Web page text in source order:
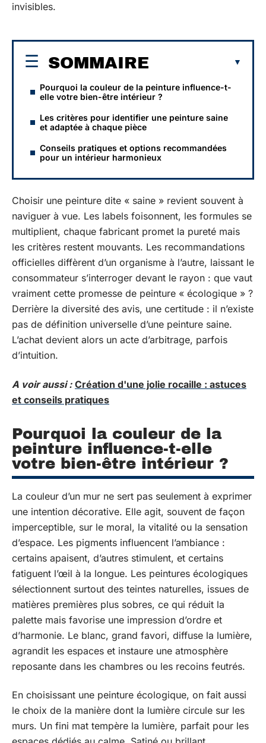
invisibles.
SOMMAIRE
Pourquoi la couleur de la peinture influence-t-
elle votre bien-être intérieur ?
Les critères pour identifier une peinture saine
et adaptée à chaque pièce
Conseils pratiques et options recommandées
pour un intérieur harmonieux
Choisir une peinture dite « saine » revient souvent à
naviguer à vue. Les labels foisonnent, les formules se
multiplient, chaque fabricant promet la pureté mais
les critères restent mouvants. Les recommandations
officielles diffèrent d’un organisme à l’autre, laissant le
consommateur s’interroger devant le rayon : que vaut
vraiment cette promesse de peinture « écologique » ?
Derrière la diversité des avis, une certitude : il n’existe
pas de définition universelle d’une peinture saine.
L’achat devient alors un acte d’arbitrage, parfois
d’intuition.
A voir aussi : Création d'une jolie rocaille : astuces
et conseils pratiques
Pourquoi la couleur de la
peinture influence-t-elle
votre bien-être intérieur ?
La couleur d’un mur ne sert pas seulement à exprimer
une intention décorative. Elle agit, souvent de façon
imperceptible, sur le moral, la vitalité ou la sensation
d’espace. Les pigments influencent l’ambiance :
certains apaisent, d’autres stimulent, et certains
fatiguent l’œil à la longue. Les peintures écologiques
sélectionnent surtout des teintes naturelles, issues de
matières premières plus sobres, ce qui réduit la
palette mais favorise une impression d’ordre et
d’harmonie. Le blanc, grand favori, diffuse la lumière,
agrandit les espaces et instaure une atmosphère
reposante dans les chambres ou les recoins feutrés.
En choisissant une peinture écologique, on fait aussi
le choix de la manière dont la lumière circule sur les
murs. Un fini mat tempère la lumière, parfait pour les